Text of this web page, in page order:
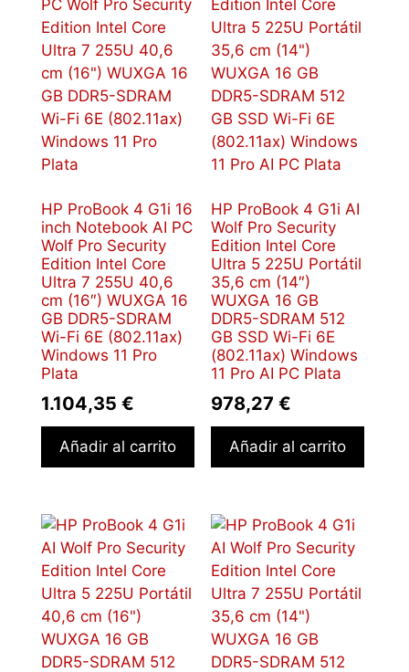
HP ProBook 4 G1i 16
inch Notebook AI PC
Wolf Pro Security
Edition Intel Core
Ultra 7 255U 40,6
cm (16″) WUXGA 16
GB DDR5-SDRAM
Wi-Fi 6E (802.11ax)
Windows 11 Pro
Plata
1.104,35 €
Añadir al carrito
HP ProBook 4 G1i AI
Wolf Pro Security
Edition Intel Core
Ultra 5 225U Portátil
35,6 cm (14″)
WUXGA 16 GB
DDR5-SDRAM 512
GB SSD Wi-Fi 6E
(802.11ax) Windows
11 Pro AI PC Plata
978,27€
Añadir al carrito